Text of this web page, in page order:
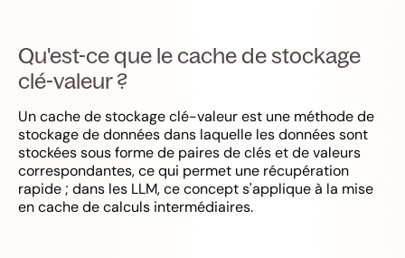
Qu'est-ce que le cache de stockage
clé-valeur ?
Un cache de stockage clé-valeur est une méthode de
stockage de données dans laquelle les données sont
stockées sous forme de paires de clés et de valeurs
correspondantes, ce qui permet une récupération
rapide ; dans les LLM, ce concept s'applique à la mise
en cache de calculs intermédiaires.